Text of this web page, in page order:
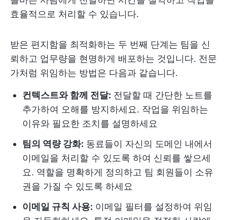
효율적으로 처리할 수 있습니다.
받은 편지함을 최적화하는 두 번째 단계는 팀을 신
뢰하고 업무량을 현명하게 배포하는 것입니다. 전문
가처럼 위임하는 방법은 다음과 같습니다.
컨텍스트와 함께 전달: 전달할 때 간단한 노트를
추가하여 오해를 방지하세요. 작업을 위임하는
이유와 필요한 조치를 설명하세요
팀의 역량 강화: 동료들이 자신의 도메인 내에서
이메일을 처리할 수 있도록 하여 신뢰를 쌓으세
요. 역할을 명확하게 정의하고 팀 회원들이 소유
권을 가질 수 있도록 하세요
이메일 규칙 사용: 이메일 필터를 설정하여 위임